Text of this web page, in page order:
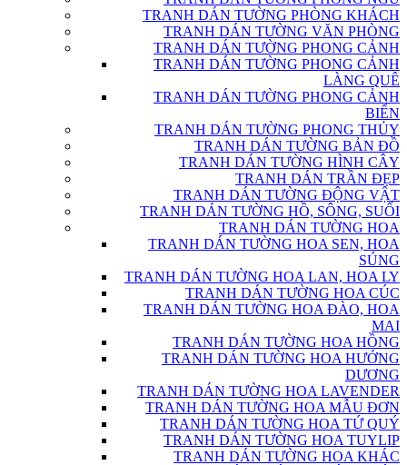
TRANH DÁN TƯỜNG PHÒNG KHÁCH
TRANH DÁN TƯỜNG VĂN PHÒNG
TRANH DÁN TƯỜNG PHONG CẢNH
TRANH DÁN TƯỜNG PHONG CẢNH
LÀNG QUÊ
TRANH DÁN TƯỜNG PHONG CẢNH
BIỂN
TRANH DÁN TƯỜNG PHONG THỦY
TRANH DÁN TƯỜNG BẢN ĐỒ
TRANH DÁN TƯỜNG HÌNH CÂY
TRANH DÁN TRẦN ĐẸP
TRANH DÁN TƯỜNG ĐỘNG VẬT
TRANH DÁN TƯỜNG HỒ, SÔNG, SUỐI
TRANH DÁN TƯỜNG HOA
TRANH DÁN TƯỜNG HOA SEN, HOA
SÚNG
TRANH DÁN TƯỜNG HOA LAN, HOA LY
TRANH DÁN TƯỜNG HOA CÚC
TRANH DÁN TƯỜNG HOA ĐÀO, HOA
MAI
TRANH DÁN TƯỜNG HOA HỒNG
TRANH DÁN TƯỜNG HOA HƯỚNG
DƯƠNG
TRANH DÁN TƯỜNG HOA LAVENDER
TRANH DÁN TƯỜNG HOA MẪU ĐƠN
TRANH DÁN TƯỜNG HOA TỨ QUÝ
TRANH DÁN TƯỜNG HOA TUYLIP
TRANH DÁN TƯỜNG HOA KHÁC